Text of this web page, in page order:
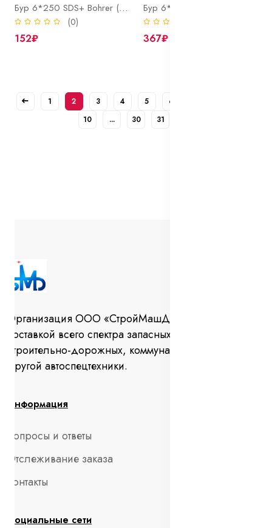
Бур 6*250 SDS+ Bohrer (2 резца, 2 спирали)
(0)
152₽ 367₽
1 2 3 4 5 6
10
... 30 31
Организация ООО «СтройМашДеталь» занимается
поставкой всего спектра запасных частей для
строительно-дорожных, коммунальных машин и
другой автоспецтехники.
Информация
Вопросы и ответы
Отслеживание заказа
Контакты
Социальные сети